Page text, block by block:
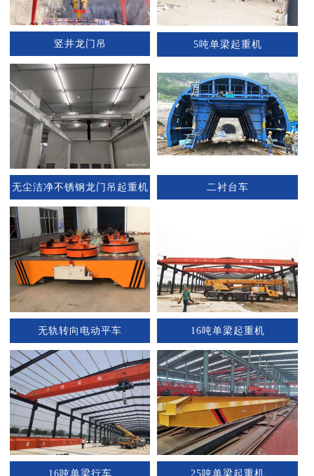
2
竖井龙门吊 5吨单梁起重机
无尘洁净不锈钢龙门吊起重机 二衬台车
无轨转向电动平车 16吨单梁起重机
16吨单梁行车 25吨单梁起重机